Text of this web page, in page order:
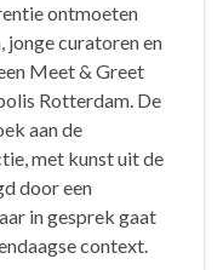
ontmoeten
jonge curatoren en
Meet & Greet
Rotterdam. De
aan de
met kunst uit de
door een
in gesprek gaat
context.